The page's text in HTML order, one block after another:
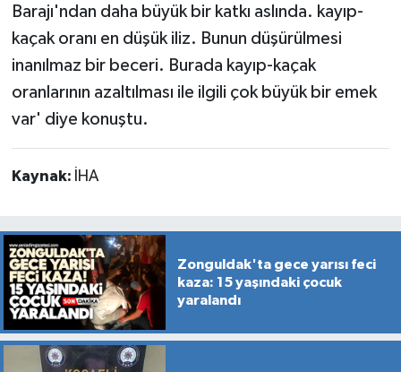
Barajı'ndan daha büyük bir katkı aslında. kayıp-
kaçak oranı en düşük iliz. Bunun düşürülmesi
inanılmaz bir beceri. Burada kayıp-kaçak
oranlarının azaltılması ile ilgili çok büyük bir emek
var' diye konuştu.
Kaynak: İHA
Zonguldak'ta gece yarısı feci
kaza: 15 yaşındaki çocuk
yaralandı